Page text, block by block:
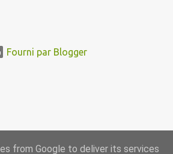
Fourni par Blogger
from Google to deliver its services